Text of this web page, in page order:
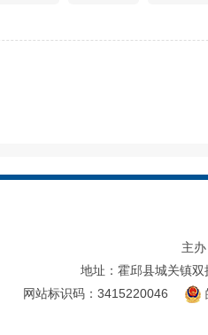
主
地址：霍邱县城关镇双
网站标识码：3415220046